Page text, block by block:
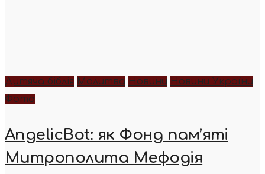
Дитяча біблія Молитва Новини Новини України
Фото
AngelicBot: як Фонд пам’яті
Митрополита Мефодія